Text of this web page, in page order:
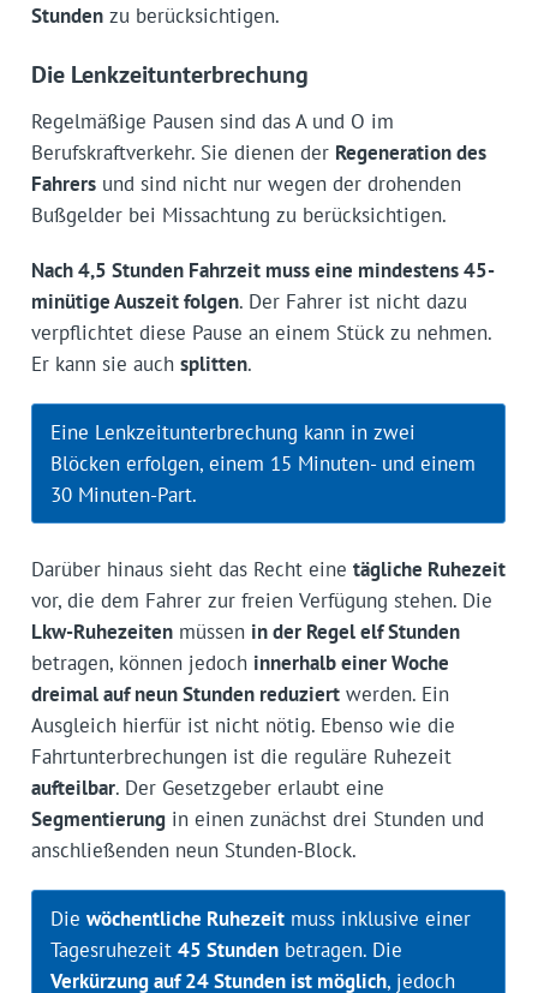
Stundenzu berücksichtigen.
Die Lenkzeitunterbrechung
Regelmäßige Pausen sind das A und O im
Berufskraftverkehr. Sie dienen der Regeneration des
Fahrersund sind nicht nur wegen der drohenden
Bußgelder bei Missachtung zu berücksichtigen.
Nach 4,5 Stunden Fahrzeit muss eine mindestens 45-
minütige Auszeit folgen. Der Fahrer ist nicht dazu
verpflichtet diese Pause an einem Stück zu nehmen.
Er kann sie auch splitten.
Eine Lenkzeitunterbrechung kann in zwei
Blöcken erfolgen, einem 15 Minuten- und einem
30 Minuten-Part.
Darüber hinaus sieht das Recht eine tägliche Ruhezeit
vor, die dem Fahrer zur freien Verfügung stehen. Die
Lkw-Ruhezeitenmüssen in der Regel elf Stunden
betragen, können jedoch innerhalb einer Woche
dreimal auf neun Stunden reduziertwerden. Ein
Ausgleich hierfür ist nicht nötig. Ebenso wie die
Fahrtunterbrechungen ist die reguläre Ruhezeit
aufteilbar. Der Gesetzgeber erlaubt eine
Segmentierungin einen zunächst drei Stunden und
anschließenden neun Stunden-Block.
Die wöchentliche Ruhezeitmuss inklusive einer
Tagesruhezeit 45 Stundenbetragen. Die
Verkürzung auf 24 Stunden ist möglich, jedoch